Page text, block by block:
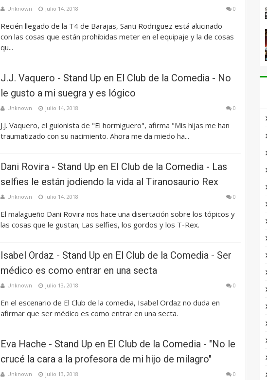
Unknown julio 14, 2018 0
Recién llegado de la T4 de Barajas, Santi Rodriguez está alucinado
con las cosas que están prohibidas meter en el equipaje y la de cosas
qu...
J.J. Vaquero - Stand Up en El Club de la Comedia - No
le gusto a mi suegra y es lógico
Unknown julio 14, 2018 0
J.J. Vaquero, el guionista de "El hormiguero", afirma "Mis hijas me han
traumatizado con su nacimiento. Ahora me da miedo ha...
Dani Rovira - Stand Up en El Club de la Comedia - Las
selfies le están jodiendo la vida al Tiranosaurio Rex
Unknown julio 14, 2018 0
El malagueño Dani Rovira nos hace una disertación sobre los tópicos y
las cosas que le gustan; Las selfies, los gordos y los T-Rex.
Isabel Ordaz - Stand Up en El Club de la Comedia - Ser
médico es como entrar en una secta
Unknown julio 13, 2018 0
En el escenario de El Club de la comedia, Isabel Ordaz no duda en
afirmar que ser médico es como entrar en una secta.
Eva Hache - Stand Up en El Club de la Comedia - "No le
crucé la cara a la profesora de mi hijo de milagro"
Unknown julio 13, 2018 0